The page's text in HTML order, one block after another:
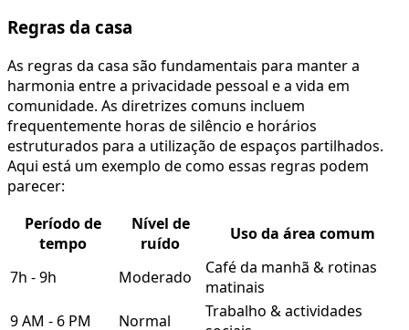
Regras da casa
As regras da casa são fundamentais para manter a
harmonia entre a privacidade pessoal e a vida em
comunidade. As diretrizes comuns incluem
frequentemente horas de silêncio e horários
estruturados para a utilização de espaços partilhados.
Aqui está um exemplo de como essas regras podem
parecer:
Período de
tempo
Nível de
ruído
Uso da área comum
7h - 9h Moderado
Café da manhã & rotinas
matinais
9 AM - 6 PM
Normal
Trabalho & actividades